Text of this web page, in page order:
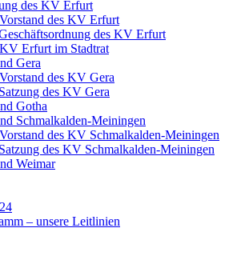
des KV Erfurt
des KV Erfurt
des KV Erfurt
Erfurt im Stadtrat
Gera
des KV Gera
des KV Gera
Gotha
Schmalkalden-Meiningen
des KV Schmalkalden-Meiningen
des KV Schmalkalden-Meiningen
Weimar
– unsere Leitlinien